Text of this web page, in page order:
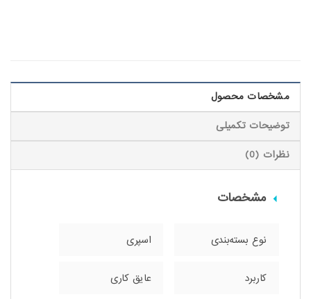
مشخصات محصول
توضیحات تکمیلی
نظرات (0)
مشخصات
نوع بسته‌بندی اسپری
کاربرد عایق کاری